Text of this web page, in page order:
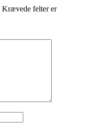
Krævede felter er